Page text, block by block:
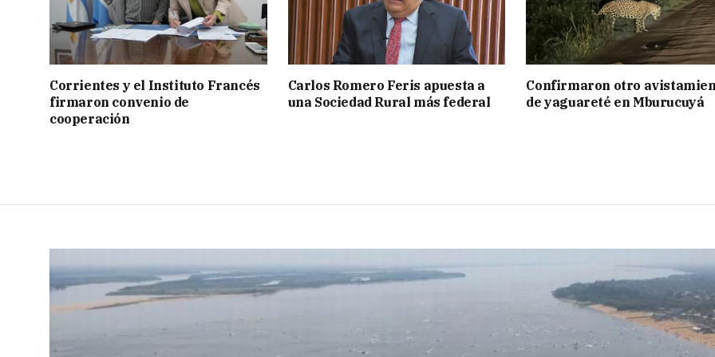
Corrientes y el Instituto Francés
firmaron convenio de
cooperación
Carlos Romero Feris apuesta a
una Sociedad Rural más federal
Confirmaron otro
de yaguareté en Mburucuyá